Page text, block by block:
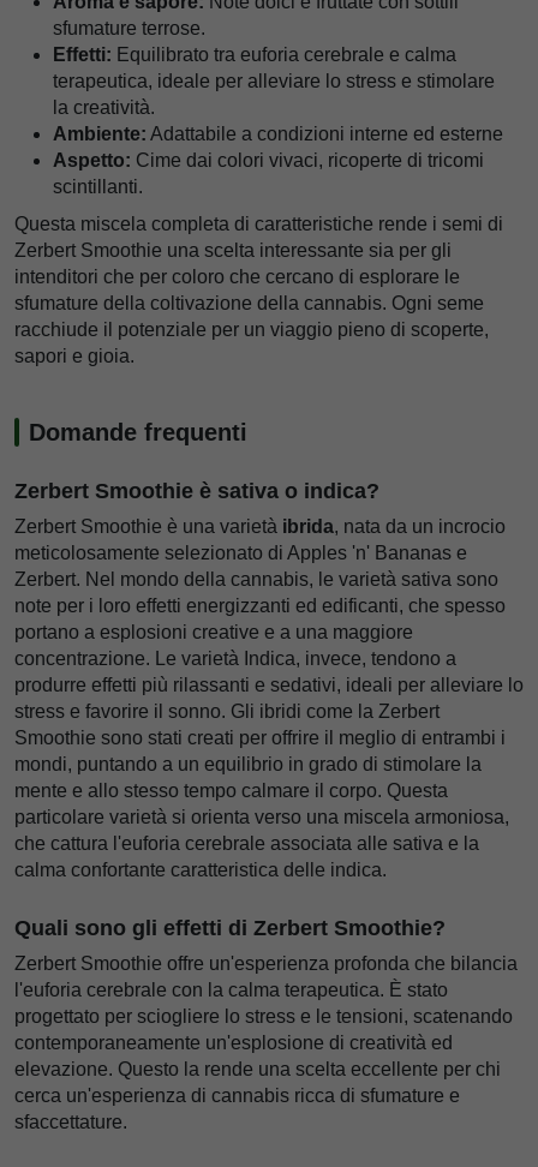
sfumature terrose.
Effetti: Equilibrato tra euforia cerebrale e calma
terapeutica, ideale per alleviare lo stress e stimolare
la creatività.
Ambiente: Adattabile a condizioni interne ed esterne
Aspetto: Cime dai colori vivaci, ricoperte di tricomi
scintillanti.
Questa miscela completa di caratteristiche rende i semi di
Zerbert Smoothie una scelta interessante sia per gli
intenditori che per coloro che cercano di esplorare le
sfumature della coltivazione della cannabis. Ogni seme
racchiude il potenziale per un viaggio pieno di scoperte,
sapori e gioia.
Domande frequenti
Zerbert Smoothie è sativa o indica?
Zerbert Smoothie è una varietà ibrida, nata da un incrocio
meticolosamente selezionato di Apples 'n' Bananas e
Zerbert. Nel mondo della cannabis, le varietà sativa sono
note per i loro effetti energizzanti ed edificanti, che spesso
portano a esplosioni creative e a una maggiore
concentrazione. Le varietà Indica, invece, tendono a
produrre effetti più rilassanti e sedativi, ideali per alleviare lo
stress e favorire il sonno. Gli ibridi come la Zerbert
Smoothie sono stati creati per offrire il meglio di entrambi i
mondi, puntando a un equilibrio in grado di stimolare la
mente e allo stesso tempo calmare il corpo. Questa
particolare varietà si orienta verso una miscela armoniosa,
che cattura l'euforia cerebrale associata alle sativa e la
calma confortante caratteristica delle indica.
Quali sono gli effetti di Zerbert Smoothie?
Zerbert Smoothie offre un'esperienza profonda che bilancia
l'euforia cerebrale con la calma terapeutica. È stato
progettato per sciogliere lo stress e le tensioni, scatenando
contemporaneamente un'esplosione di creatività ed
elevazione. Questo la rende una scelta eccellente per chi
cerca un'esperienza di cannabis ricca di sfumature e
sfaccettature.